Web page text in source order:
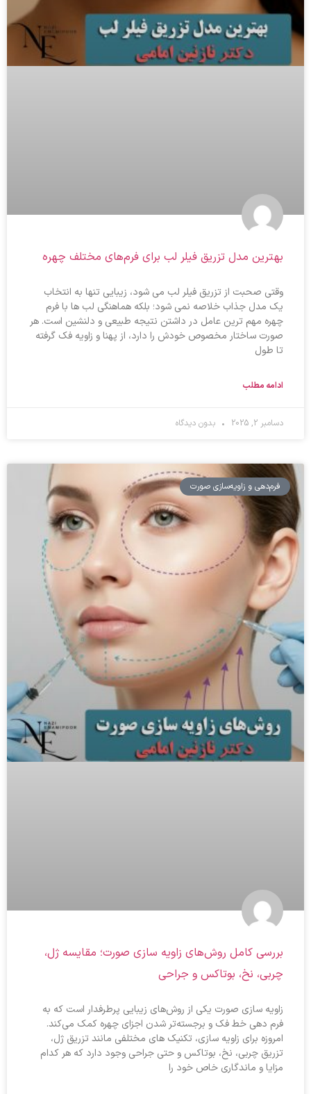
بهترین مدل تزریق فیلر لب برای فرم‌های مختلف چهره
وقتی صحبت از تزریق فیلر لب می شود، زیبایی تنها به انتخاب
یک مدل جذاب خلاصه نمی شود؛ بلکه هماهنگی لب ها با فرم
چهره مهم ترین عامل در داشتن نتیجه طبیعی و دلنشین است. هر
صورت ساختار مخصوص خودش را دارد، از پهنا و زاویه فک گرفته
تا طول
ادامه مطلب
دسامبر 2, 2025 بدون دیدگاه
فرم‌دهی و زاویه‌سازی صورت
بررسی کامل روش‌های زاویه سازی صورت؛ مقایسه ژل،
چربی، نخ، بوتاکس و جراحی
زاویه‌ سازی صورت یکی از روش‌های زیبایی پرطرفدار است که به
فرم‌ دهی خط فک و برجسته‌تر شدن اجزای چهره کمک می‌کند.
امروزه برای زاویه‌ سازی، تکنیک‌ های مختلفی مانند تزریق ژل،
تزریق چربی، نخ، بوتاکس و حتی جراحی وجود دارد که هر کدام
مزایا و ماندگاری خاص خود را